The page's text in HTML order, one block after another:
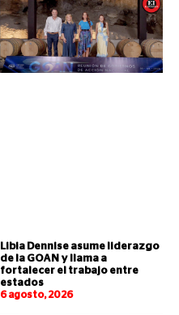
Libia Dennise asume liderazgo
de la GOAN y llama a
fortalecer el trabajo entre
estados
6 agosto, 2026